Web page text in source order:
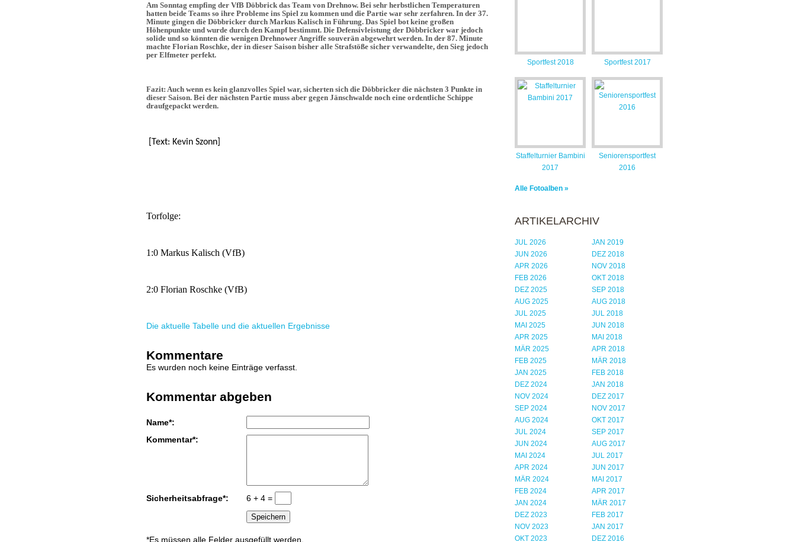
Am Sonntag empfing der VfB Döbbrick das Team von Drehnow. Bei sehr herbstlichen Temperaturen
hatten beide Teams so ihre Probleme ins Spiel zu kommen und die Partie war sehr zerfahren. In der 37.
Minute gingen die Döbbricker durch Markus Kalisch in Führung. Das Spiel bot keine großen
Höhenpunkte und wurde durch den Kampf bestimmt. Die Defensivleistung der Döbbricker war jedoch
solide und so könnten die wenigen Drehnower Angriffe souverän abgewehrt werden. In der 87. Minute
machte Florian Roschke, der in dieser Saison bisher alle Strafstöße sicher verwandelte, den Sieg jedoch
per Elfmeter perfekt.
Fazit: Auch wenn es kein glanzvolles Spiel war, sicherten sich die Döbbricker die nächsten 3 Punkte in
dieser Saison. Bei der nächsten Partie muss aber gegen Jänschwalde noch eine ordentliche Schippe
draufgepackt werden.
[Text: Kevin Szonn]
Torfolge:
1:0 Markus Kalisch (VfB)
2:0 Florian Roschke (VfB)
Die aktuelle Tabelle und die aktuellen Ergebnisse
Kommentare
Es wurden noch keine Einträge verfasst.
Kommentar abgeben
Name*:
Kommentar*:
Sicherheitsabfrage*: 6 + 4 =
*Es müssen alle Felder ausgefüllt werden.
Sportfest 2018 Sportfest 2017
Staffelturnier Bambini
2017
Seniorensportfest
2016
Alle Fotoalben »
ARTIKELARCHIV
JUL 2026
JUN 2026
APR 2026
FEB 2026
DEZ 2025
AUG 2025
JUL 2025
MAI 2025
APR 2025
MÄR 2025
FEB 2025
JAN 2025
DEZ 2024
NOV 2024
SEP 2024
AUG 2024
JUL 2024
JUN 2024
MAI 2024
APR 2024
MÄR 2024
FEB 2024
JAN 2024
DEZ 2023
NOV 2023
OKT 2023
JAN 2019
DEZ 2018
NOV 2018
OKT 2018
SEP 2018
AUG 2018
JUL 2018
JUN 2018
MAI 2018
APR 2018
MÄR 2018
FEB 2018
JAN 2018
DEZ 2017
NOV 2017
OKT 2017
SEP 2017
AUG 2017
JUL 2017
JUN 2017
MAI 2017
APR 2017
MÄR 2017
FEB 2017
JAN 2017
DEZ 2016